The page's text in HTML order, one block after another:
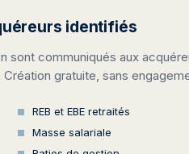
identifiés
sont communiqués aux
gratuite, sans
REB et EBE retraités
Masse salariale